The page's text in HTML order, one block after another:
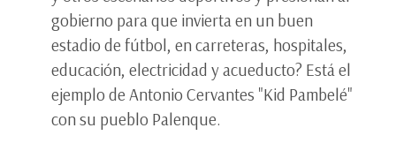
gobierno para que invierta en un buen
estadio de fútbol, en carreteras, hospitales,
educación, electricidad y acueducto? Está el
ejemplo de Antonio Cervantes "Kid Pambelé"
con su pueblo Palenque.